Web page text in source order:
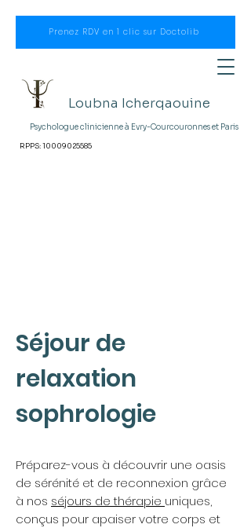
Loubna Icherqaouine
Psychologue clinicienne à Evry-Courcouronnes et Paris
RPPS:10009025585
Prenez RDV en 1 clic sur Doctolib
Séjour de
relaxation
sophrologie
Préparez-vous à découvrir une oasis
de sérénité et de reconnexion grâce
à nos séjours de thérapie uniques,
conçus pour apaiser votre corps et